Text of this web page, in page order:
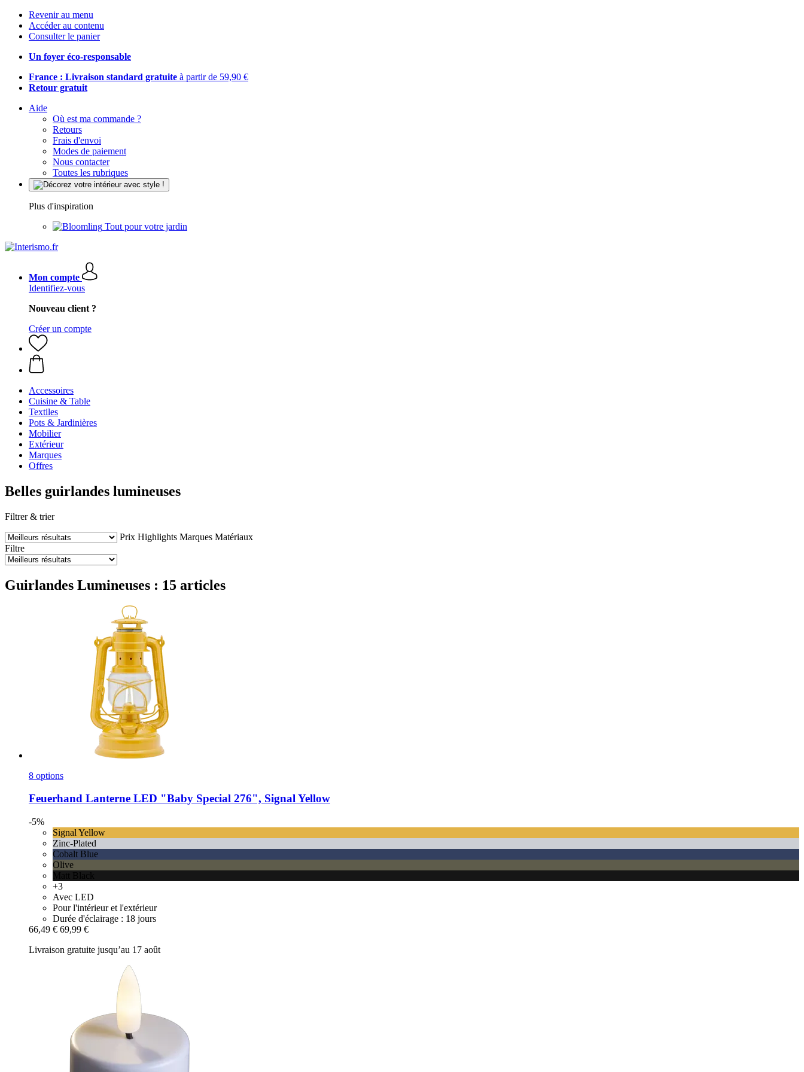
Revenir au menu
Accéder au contenu
Consulter le panier
Un foyer éco-responsable
France : Livraison standard gratuite à partir de 59,90 €
Retour gratuit
Aide
Où est ma commande ?
Retours
Frais d'envoi
Modes de paiement
Nous contacter
Toutes les rubriques
Plus d'inspiration
Tout pour votre jardin
Mon compte
Identifiez-vous
Nouveau client ?
Créer un compte
Accessoires
Cuisine & Table
Textiles
Pots & Jardinières
Mobilier
Extérieur
Marques
Offres
Belles guirlandes lumineuses
Filtrer & trier
Prix Highlights Marques Matériaux
Filtre
Guirlandes Lumineuses : 15 articles
8 options
Feuerhand Lanterne LED "Baby Special 276", Signal Yellow
-5%
Signal Yellow
Zinc-Plated
Cobalt Blue
Olive
+3
Avec LED
Pour l'intérieur et l'extérieur
Durée d'éclairage : 18 jours
66,49 € 69,99 €
Livraison gratuite jusqu’au 17 août